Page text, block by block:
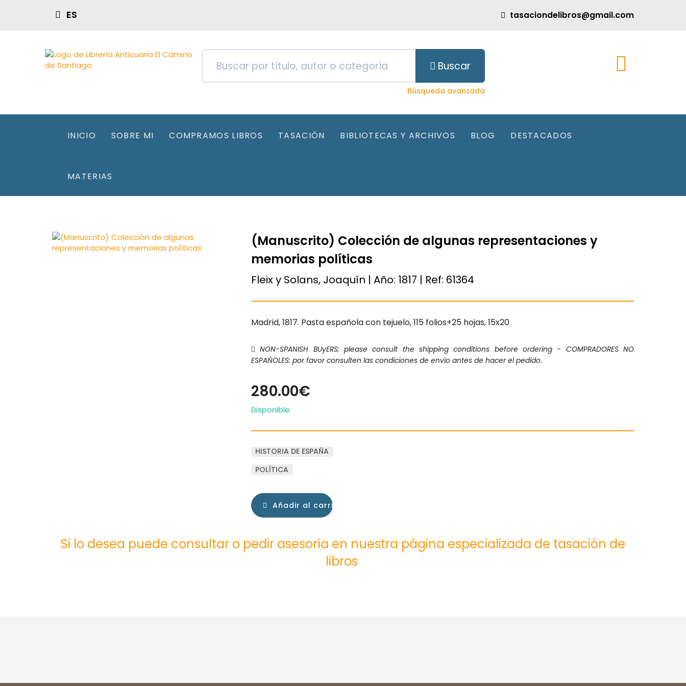
ES tasaciondelibros@gmail.com
Buscar
Búsqueda avanzada
INICIO SOBRE MI COMPRAMOS LIBROS TASACIÓN BIBLIOTECAS Y ARCHIVOS BLOG DESTACADOS
MATERIAS
(Manuscrito) Colección de algunas representaciones y
memorias políticas
Fleix y Solans, Joaquín | Año: 1817 | Ref: 61364
Madrid, 1817. Pasta española con tejuelo, 115 folios+25 hojas, 15x20
NON-SPANISH BUyERS: please consult the shipping conditions before ordering - COMPRADORES NO
ESPAÑOLES: por favor consulten las condiciones de envío antes de hacer el pedido.
280.00€
Disponible
HISTORIA DE ESPAÑA
POLÍTICA
Añadir al carrito
Si lo desea puede consultar o pedir asesoría en nuestra página especializada de tasación de
libros